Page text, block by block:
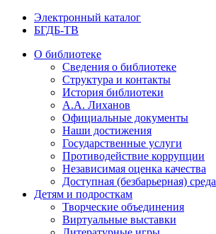
Электронный каталог
БГДБ-ТВ
О библиотеке
Сведения о библиотеке
Структура и контакты
История библиотеки
А.А. Лиханов
Официальные документы
Наши достижения
Государственные услуги
Противодействие коррупции
Независимая оценка качества
Доступная (безбарьерная) среда
Детям и подросткам
Творческие объединения
Виртуальные выставки